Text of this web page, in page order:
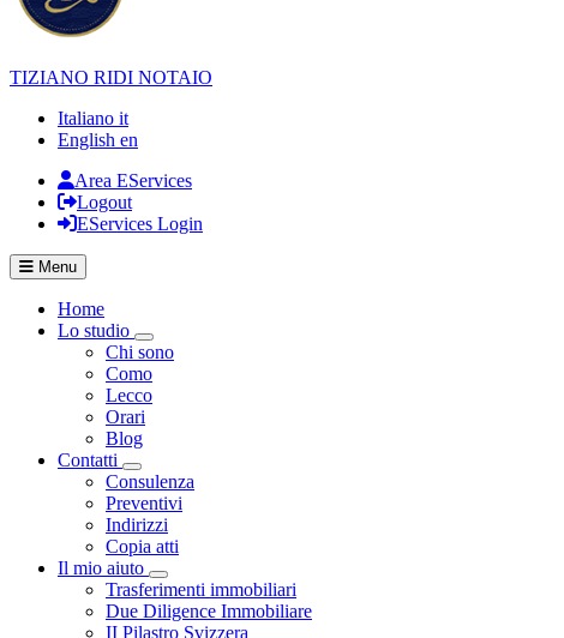
TIZIANO RIDI NOTAIO
Italiano it
English en
Area EServices
Logout
EServices Login
Menu
Home
Lo studio
Visualizza menù di secondo livello
Chi sono
Como
Lecco
Orari
Blog
Contatti
Visualizza menù di secondo livello
Consulenza
Preventivi
Indirizzi
Copia atti
Il mio aiuto
Visualizza menù di secondo livello
Trasferimenti immobiliari
Due Diligence Immobiliare
II Pilastro Svizzera